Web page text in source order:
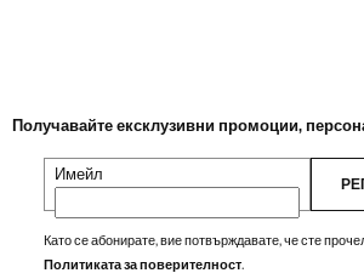
Получавайте ексклузивни промоции,
Имейл
Като се абонирате, вие потвърждавате, че сте
Политиката за поверителност.